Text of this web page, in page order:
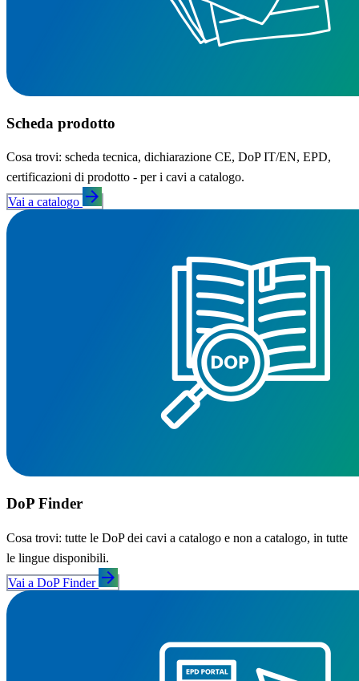
Scheda prodotto
Cosa trovi: scheda tecnica, dichiarazione CE, DoP IT/EN, EPD,
certificazioni di prodotto - per i cavi a catalogo.
Vai a catalogo arrow_forward
DoP Finder
Cosa trovi: tutte le DoP dei cavi a catalogo e non a catalogo, in tutte
le lingue disponibili.
Vai a DoP Finder arrow_forward